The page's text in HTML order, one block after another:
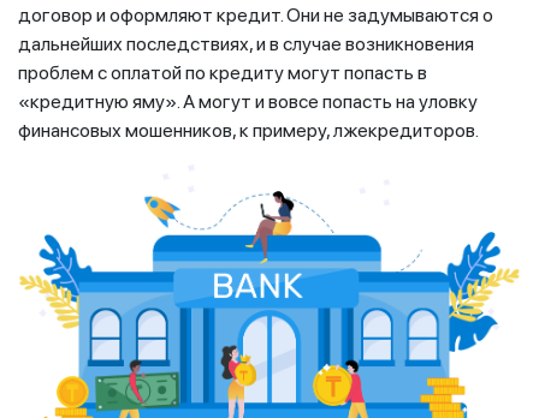
договор и оформляют кредит. Они не задумываются о
дальнейших последствиях, и в случае возникновения
проблем с оплатой по кредиту могут попасть в
«кредитную яму». А могут и вовсе попасть на уловку
финансовых мошенников, к примеру, лжекредиторов.